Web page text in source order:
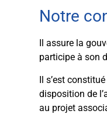
Notre
Il assure la
participe à son
Il s’est
disposition de
au projet